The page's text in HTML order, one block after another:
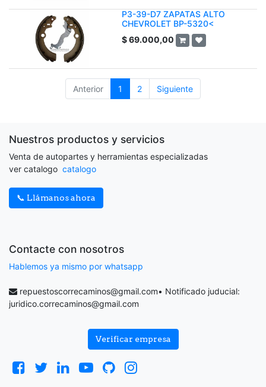
P3-39-D7 ZAPATAS ALTO
CHEVROLET BP-5320<
$69.000,00
Anterior 1 2 Siguiente
Nuestros productos y servicios
Venta de autopartes y herramientas especializadas
ver catalogo catalogo
📞 Llámanos ahora
Contacte con nosotros
Hablemos ya mismo por whatsapp
repuestoscorrecaminos@gmail.com• Notificado juducial:
juridico.correcaminos@gmail.com
Verificar empresa